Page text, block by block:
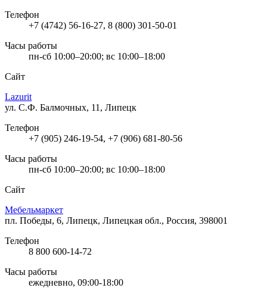
Телефон
+7 (4742) 56-16-27, 8 (800) 301-50-01
Часы работы
пн-сб 10:00–20:00; вс 10:00–18:00
Сайт
Lazurit
ул. С.Ф. Балмочных, 11, Липецк
Телефон
+7 (905) 246-19-54, +7 (906) 681-80-56
Часы работы
пн-сб 10:00–20:00; вс 10:00–18:00
Сайт
Мебельмаркет
пл. Победы, 6, Липецк, Липецкая обл., Россия, 398001
Телефон
8 800 600-14-72
Часы работы
ежедневно, 09:00-18:00